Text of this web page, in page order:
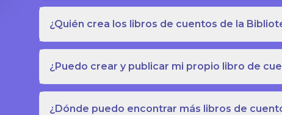
¿Quién crea los libros de cuentos de la
¿Puedo crear y publicar mi propio libro de
¿Dónde puedo encontrar más libros de